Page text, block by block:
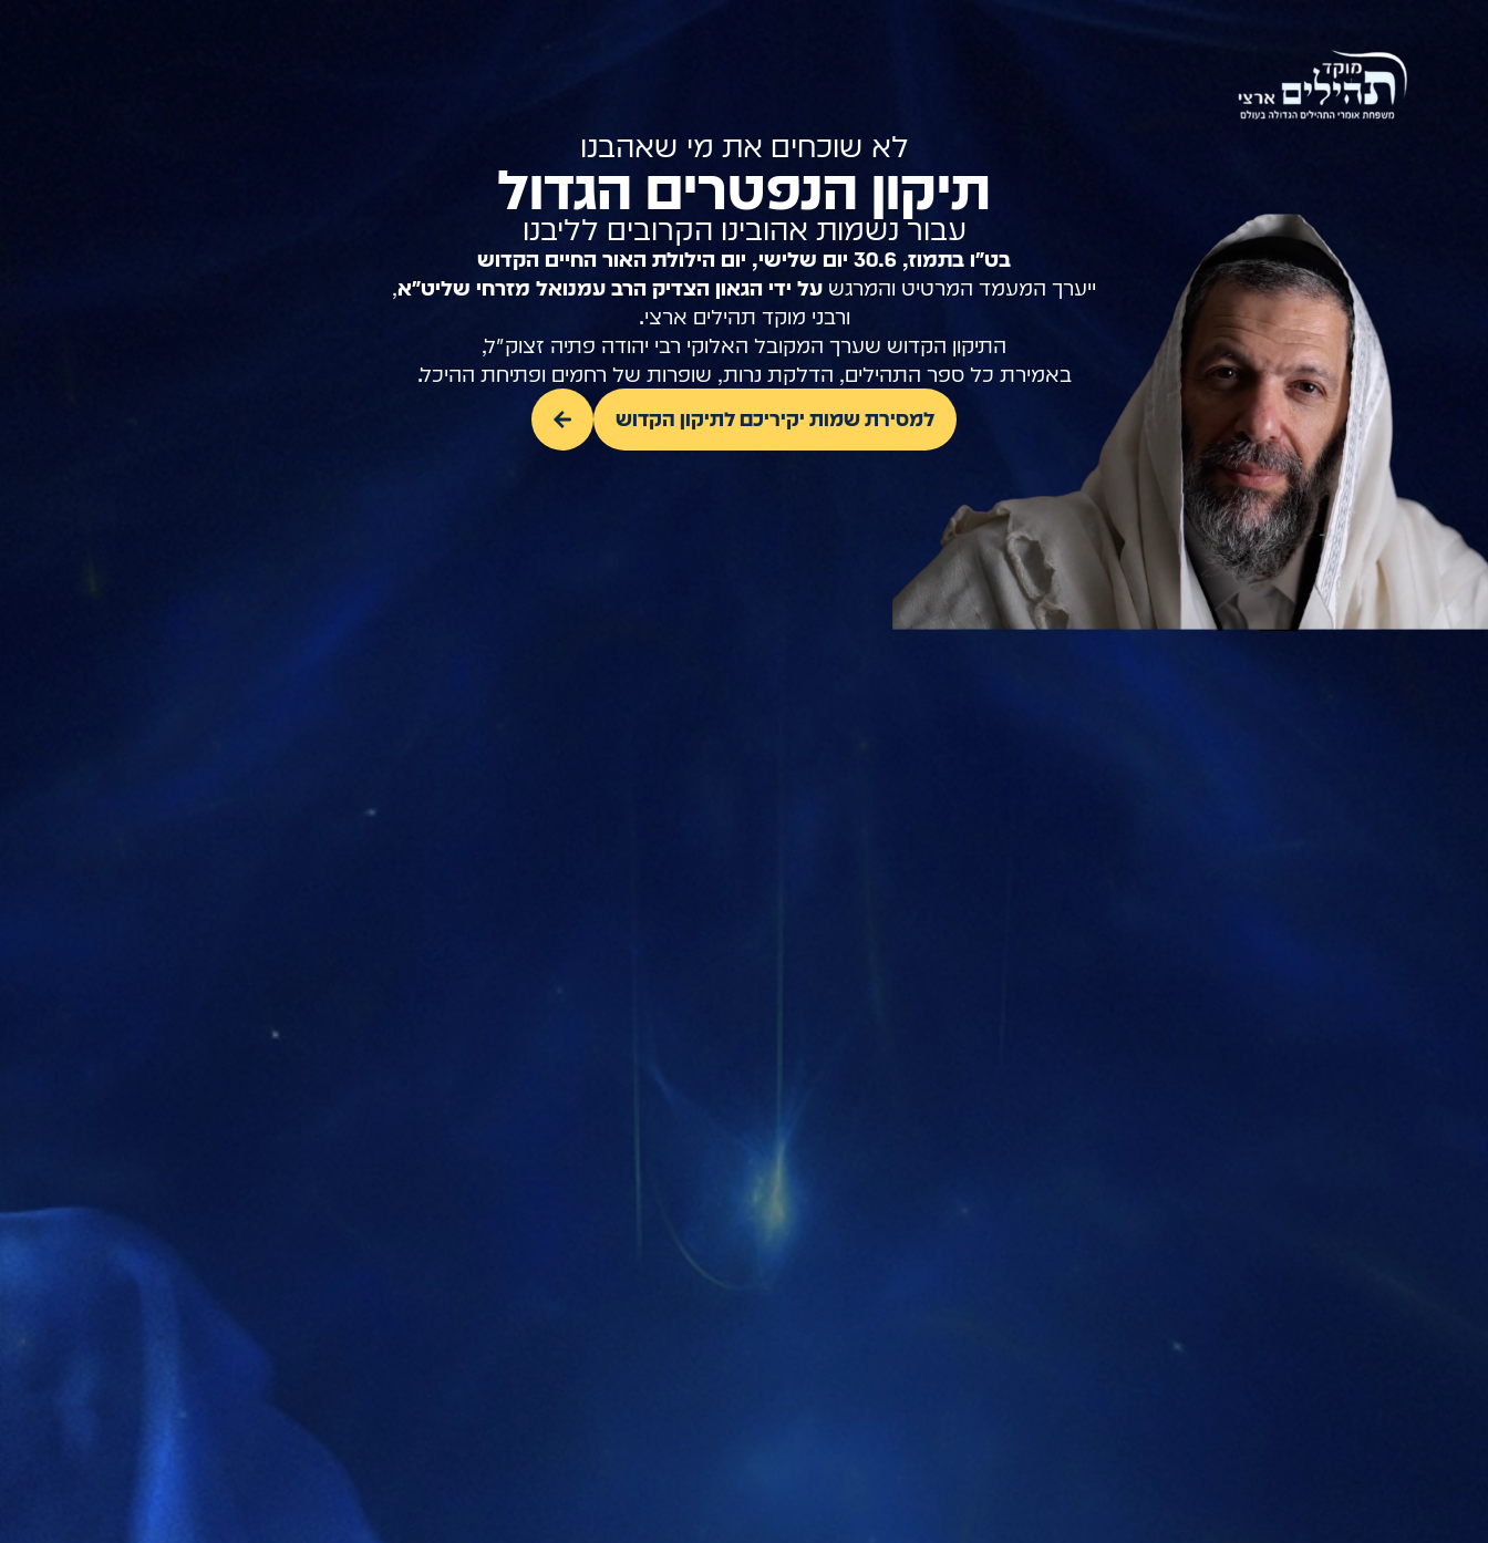
לא שוכחים את מי שאהבנו
תיקון הנפטרים הגדול
עבור נשמות אהובינו הקרובים לליבנו
בט"ו בתמוז, 30.6 יום שלישי, יום הילולת האור החיים הקדוש
ייערך המעמד המרטיט והמרגש על ידי הגאון הצדיק הרב עמנואל מזרחי שליט"א,
ורבני מוקד תהילים ארצי.
התיקון הקדוש שערך המקובל האלוקי רבי יהודה פתיה זצוק"ל,
באמירת כל ספר התהילים, הדלקת נרות, שופרות של רחמים ופתיחת ההיכל.
למסירת שמות יקיריכם לתיקון הקדוש